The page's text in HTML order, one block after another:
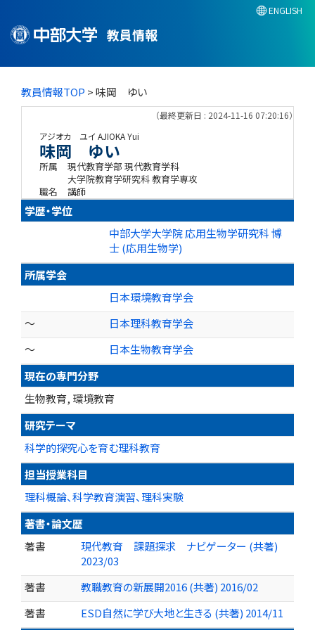
教員情報
ENGLISH
教員情報TOP > 味岡 ゆい
（最終更新日 : 2024-11-16 07:20:16）
アジオカ ユイ AJIOKA Yui
味岡 ゆい
所属
現代教育学部 現代教育学科
大学院教育学研究科 教育学専攻
職名
講師
学歴・学位
中部大学大学院 応用生物学研究科 博
士 (応用生物学)
所属学会
日本環境教育学会
～
日本理科教育学会
～
日本生物教育学会
現在の専門分野
生物教育, 環境教育
研究テーマ
科学的探究心を育む理科教育
担当授業科目
理科概論、科学教育演習、理科実験
著書・論文歴
著書
現代教育 課題探求 ナビゲーター (共著)
2023/03
著書
教職教育の新展開2016 (共著) 2016/02
著書
ESD自然に学び大地と生きる (共著) 2014/11